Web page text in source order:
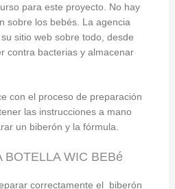
para este proyecto. No hay
sobre los bebés. La agencia
sitio web sobre todo, desde
contra bacterias y almacenar
con el proceso de preparación
las instrucciones a mano
un biberón y la fórmula.
BOTELLA WIC BEBé
correctamente el biberón